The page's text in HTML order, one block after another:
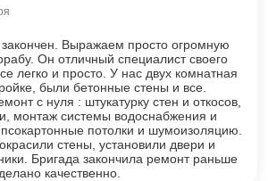
Выражаем просто огромную
Он отличный специалист своего
легко и просто. У нас двух комнатная
были бетонные стены и все.
с нуля : штукатурку стен и откосов,
монтаж системы водоснабжения и
потолки и шумоизоляцию.
стены, установили двери и
Бригада закончила ремонт раньше
качественно.